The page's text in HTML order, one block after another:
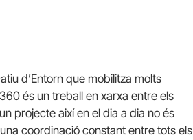
d’Entorn que mobilitza molts
és un treball en xarxa entre els
projecte així en el dia a dia no és
coordinació constant entre tots els